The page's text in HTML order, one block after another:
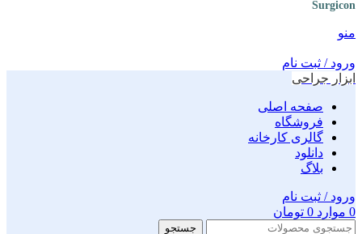
Surgicon
منو
ورود / ثبت نام
ابزار جراحی
صفحه اصلی
فروشگاه
گالری کارخانه
دانلود
بلاگ
ورود / ثبت نام
0 موارد 0 تومان
جستجو